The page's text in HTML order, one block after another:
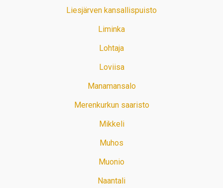
Liesjärven kansallispuisto
Liminka
Lohtaja
Loviisa
Manamansalo
Merenkurkun saaristo
Mikkeli
Muhos
Muonio
Naantali